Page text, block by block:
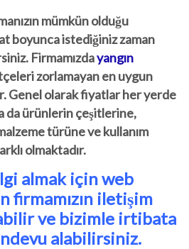
mümkün olduğu
boyunca istediğiniz zaman
Firmamızdayangın
zorlamayan en uygun
Genel olarak fiyatlar her yerde
da ürünlerin çeşitlerine,
türüne ve kullanım
olmaktadır.
almak için web
firmamızın iletişim
ve bizimle irtibata
alabilirsiniz.